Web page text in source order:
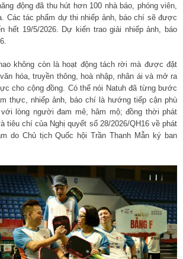
động đã thu hút hơn 100 nhà báo, phóng viên,
Các tác phẩm dự thi nhiếp ảnh, báo chí sẽ được
hết 19/5/2026. Dự kiến trao giải nhiếp ảnh, báo
không còn là hoạt động tách rời mà được đặt
hóa, truyền thông, hoà nhập, nhân ái và mở ra
cho cộng đồng. Có thể nói Natuh đã từng bước
thực, nhiếp ảnh, báo chí là hướng tiếp cận phù
lòng người đam mê, hâm mộ; đồng thời phát
tiêu chí của Nghị quyết số 28/2026/QH16 về phát
do Chủ tịch Quốc hội Trần Thanh Mẫn ký ban